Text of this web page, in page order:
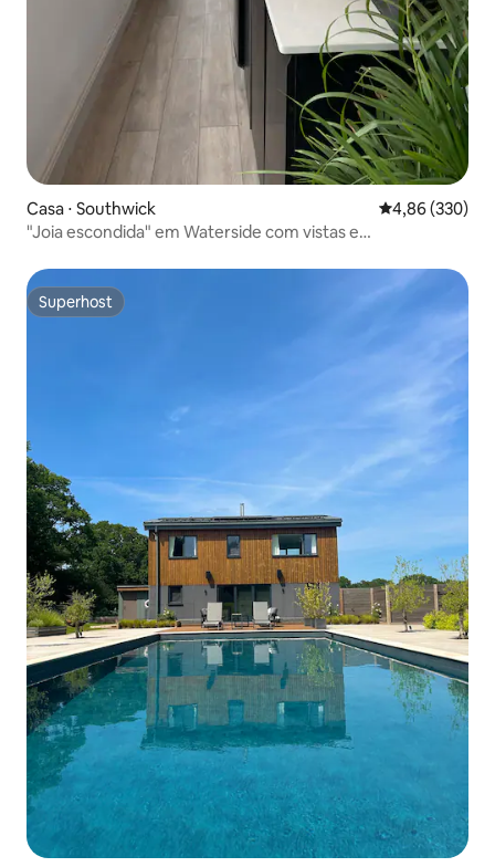
Casa ⋅ Southwick 4,86 de uma
4,86 (330)
"Joia escondida" em Waterside com vistas e
Superhost
Superhost